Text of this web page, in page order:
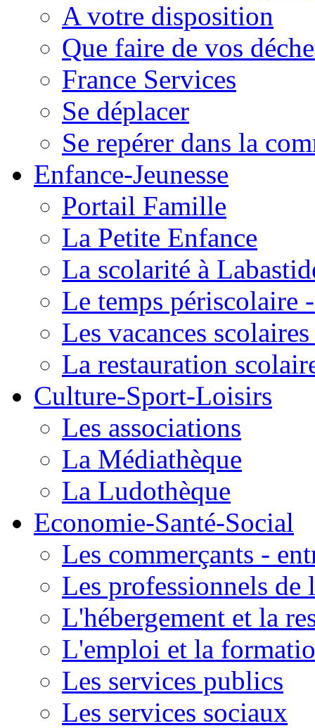
A votre disposition
Que faire de vos
France Services
Se déplacer
Se repérer dans la
Enfance-Jeunesse
Portail Famille
La Petite Enfance
La scolarité à
Le temps périscolaire
Les vacances
La restauration
Culture-Sport-Loisirs
Les associations
La Médiathèque
La Ludothèque
Economie-Santé-Social
Les commerçants -
Les professionnels de
L'hébergement et la
L'emploi et la
Les services publics
Les services sociaux